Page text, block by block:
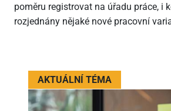
poměru registrovat na úřadu práce, i
rozjednány nějaké nové pracovní
AKTUÁLNÍ TÉMA